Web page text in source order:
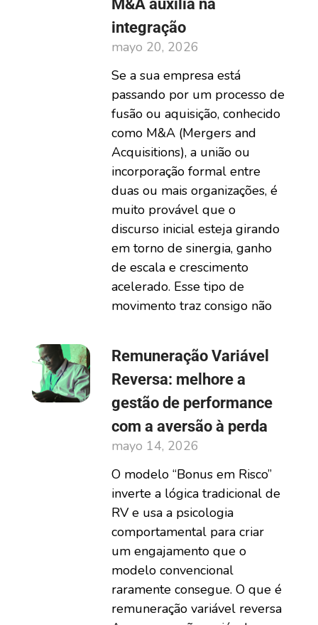
M&A auxilia na
integração
mayo 20, 2026
Se a sua empresa está
passando por um processo de
fusão ou aquisição, conhecido
como M&A (Mergers and
Acquisitions), a união ou
incorporação formal entre
duas ou mais organizações, é
muito provável que o
discurso inicial esteja girando
em torno de sinergia, ganho
de escala e crescimento
acelerado. Esse tipo de
movimento traz consigo não
Remuneração Variável
Reversa: melhore a
gestão de performance
com a aversão à perda
mayo 14, 2026
O modelo “Bonus em Risco”
inverte a lógica tradicional de
RV e usa a psicologia
comportamental para criar
um engajamento que o
modelo convencional
raramente consegue. O que é
remuneração variável reversa